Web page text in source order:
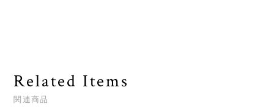
Related Items
関連商品